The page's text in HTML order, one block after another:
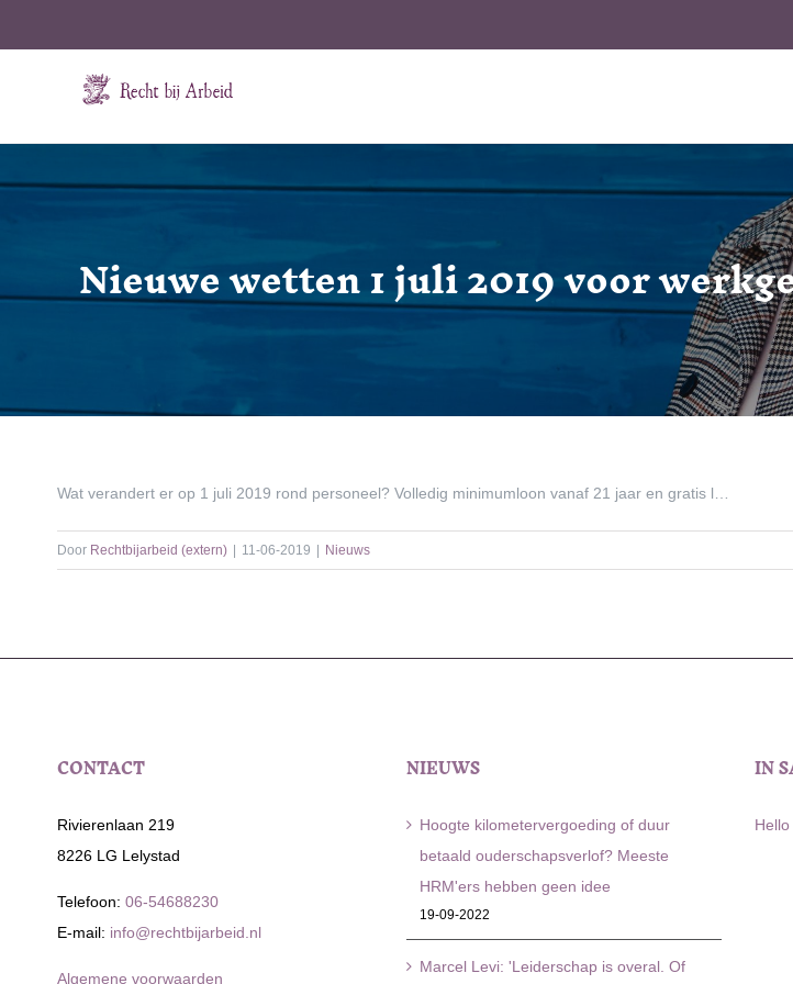
Nieuwe wetten 1 juli 2019 voor
Wat verandert er op 1 juli 2019 rond personeel? Volledig minimumloon vanaf 21 jaar en gratis l…
Door Rechtbijarbeid (extern) 11-06-2019 Nieuws
CONTACT
Rivierenlaan 219
8226 LG Lelystad
Telefoon: 06-54688230
E-mail: info@rechtbijarbeid.nl
Algemene voorwaarden
NIEUWS
Hoogte kilometervergoeding of duur
betaald ouderschapsverlof? Meeste
HRM'ers hebben geen idee
19-09-2022
Marcel Levi: 'Leiderschap is overal. Of
IN